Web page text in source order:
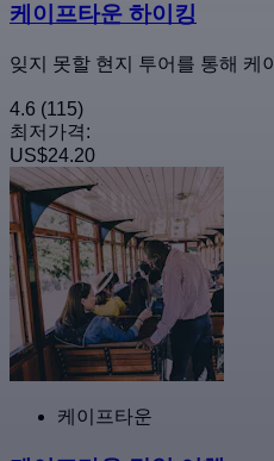
케이프타운 하이킹
잊지 못할 현지 투어를 통해 케
4.6 (115)
최저가격:
US$24.20
케이프타운